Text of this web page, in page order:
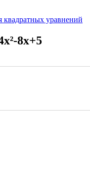
квадратных уравнений
8x+5